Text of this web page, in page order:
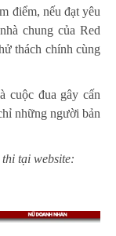
điểm, nếu đạt yêu
chung của Red
thách chính cùng
cuộc đua gây cấn
những người bản
tại website: